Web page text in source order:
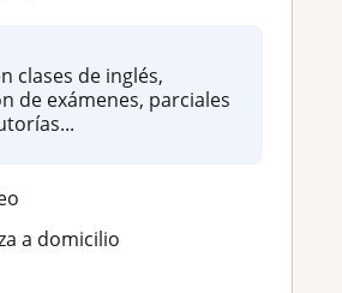
clases de inglés,
de exámenes, parciales
a domicilio